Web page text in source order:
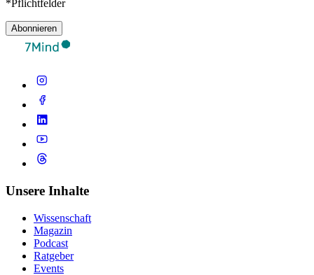
*Pflichtfelder
Abonnieren
Unsere Inhalte
Wissenschaft
Magazin
Podcast
Ratgeber
Events